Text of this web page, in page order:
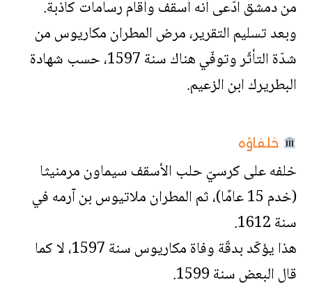
من دمشق ادّعى أنه أسقف وأقام رسامات كاذبة.
وبعد تسليم التقرير، مرض المطران مكاريوس من
شدّة التأثّر وتوفّي هناك سنة 1597، حسب شهادة
البطريرك ابن الزعيم.
خلفاؤه
خلفه على كرسيّ حلب الأسقف سيماون مرمنيثا
(خدم 15 عامًا)، ثم المطران ملاتيوس بن آرمه في
سنة 1612.
هذا يؤكّد بدقّة وفاة مكاريوس سنة 1597، لا كما
قال البعض سنة 1599.